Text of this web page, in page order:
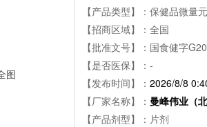
【产品类型】：保健品微量
【招商区域】：全国
【批准文号】：国食健字
【是否医保】：-
【发布时间】： 2026/8/8
【厂家名称】： 曼峰伟业（
【产品剂型】：片剂